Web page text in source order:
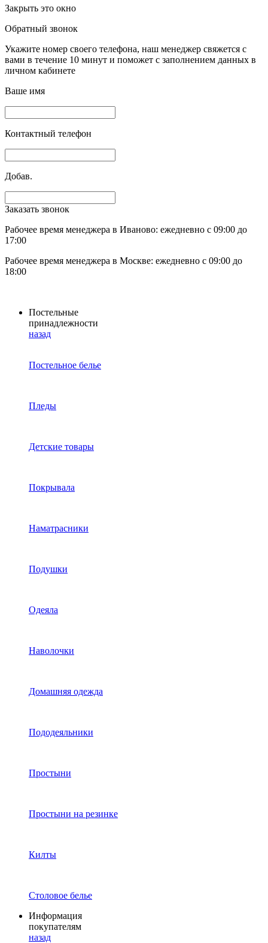
Закрыть это окно
Обратный звонок
Укажите номер своего телефона, наш менеджер свяжется с
вами в течение 10 минут и поможет с заполнением данных в
личном кабинете
Ваше имя
Контактный телефон
Добав.
Заказать звонок
Рабочее время менеджера в Иваново: ежедневно с 09:00 до
17:00
Рабочее время менеджера в Москве: ежедневно с 09:00 до
18:00
Постельные
принадлежности
назад
Постельное белье
Пледы
Детские товары
Покрывала
Наматрасники
Подушки
Одеяла
Наволочки
Домашняя одежда
Пододеяльники
Простыни
Простыни на резинке
Килты
Столовое белье
Информация
покупателям
назад